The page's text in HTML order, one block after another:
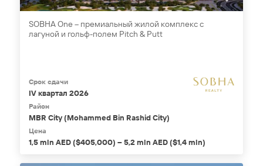
SOBHA One – премиальный жилой комплекс с
лагуной и гольф-полем Pitch & Putt
Срок сдачи
IV квартал 2026
Район
MBR City (Mohammed Bin Rashid City)
Цена
1,5 mln AED ($405,000) – 5,2 mln AED ($1,4 mln)